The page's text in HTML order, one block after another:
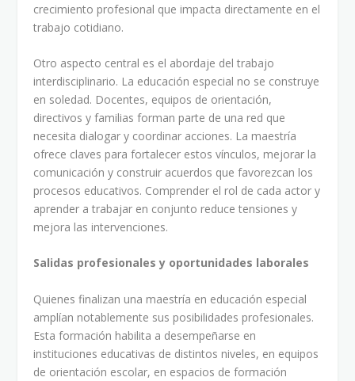
crecimiento profesional que impacta directamente en el
trabajo cotidiano.
Otro aspecto central es el abordaje del trabajo
interdisciplinario. La educación especial no se construye
en soledad. Docentes, equipos de orientación,
directivos y familias forman parte de una red que
necesita dialogar y coordinar acciones. La maestría
ofrece claves para fortalecer estos vínculos, mejorar la
comunicación y construir acuerdos que favorezcan los
procesos educativos. Comprender el rol de cada actor y
aprender a trabajar en conjunto reduce tensiones y
mejora las intervenciones.
Salidas profesionales y oportunidades laborales
Quienes finalizan una maestría en educación especial
amplían notablemente sus posibilidades profesionales.
Esta formación habilita a desempeñarse en
instituciones educativas de distintos niveles, en equipos
de orientación escolar, en espacios de formación